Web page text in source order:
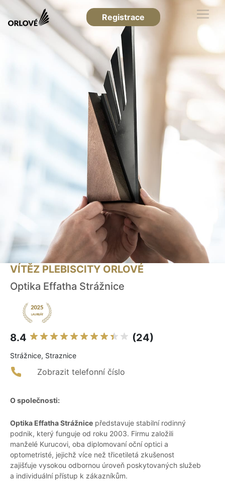
Registrace
VÍTĚZ PLEBISCITY ORLOVÉ
Optika Effatha Strážnice
8.4 (24)
Strážnice, Straznice
Zobrazit telefonní číslo
O společnosti:
Optika Effatha Strážnice představuje stabilní rodinný
podnik, který funguje od roku 2003. Firmu založili
manželé Kurucovi, oba diplomovaní oční optici a
optometristé, jejichž více než třicetiletá zkušenost
zajišťuje vysokou odbornou úroveň poskytovaných služeb
a individuální přístup k zákazníkům.